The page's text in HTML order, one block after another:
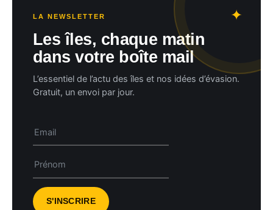
LA NEWSLETTER
Les îles, chaque matin
dans votre boîte mail
L’essentiel de l’actu des îles et nos idées d’évasion.
Gratuit, un envoi par jour.